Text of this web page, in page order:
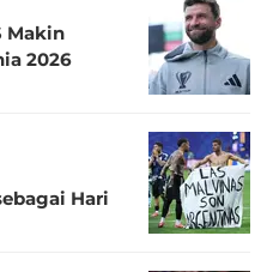
Makin
2026
Hari